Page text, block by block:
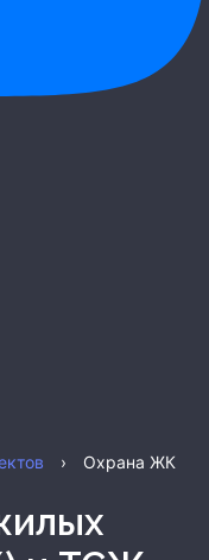
›
Охрана ЖК